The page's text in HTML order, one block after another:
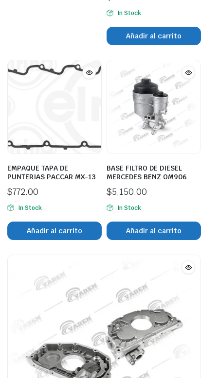
In Stock
Añadir al carrito
EMPAQUE TAPA DE
PUNTERIAS PACCAR MX-13
$772.00
In Stock
Añadir al carrito
BASE FILTRO DE DIESEL
MERCEDES BENZ OM906
$5,150.00
In Stock
Añadir al carrito